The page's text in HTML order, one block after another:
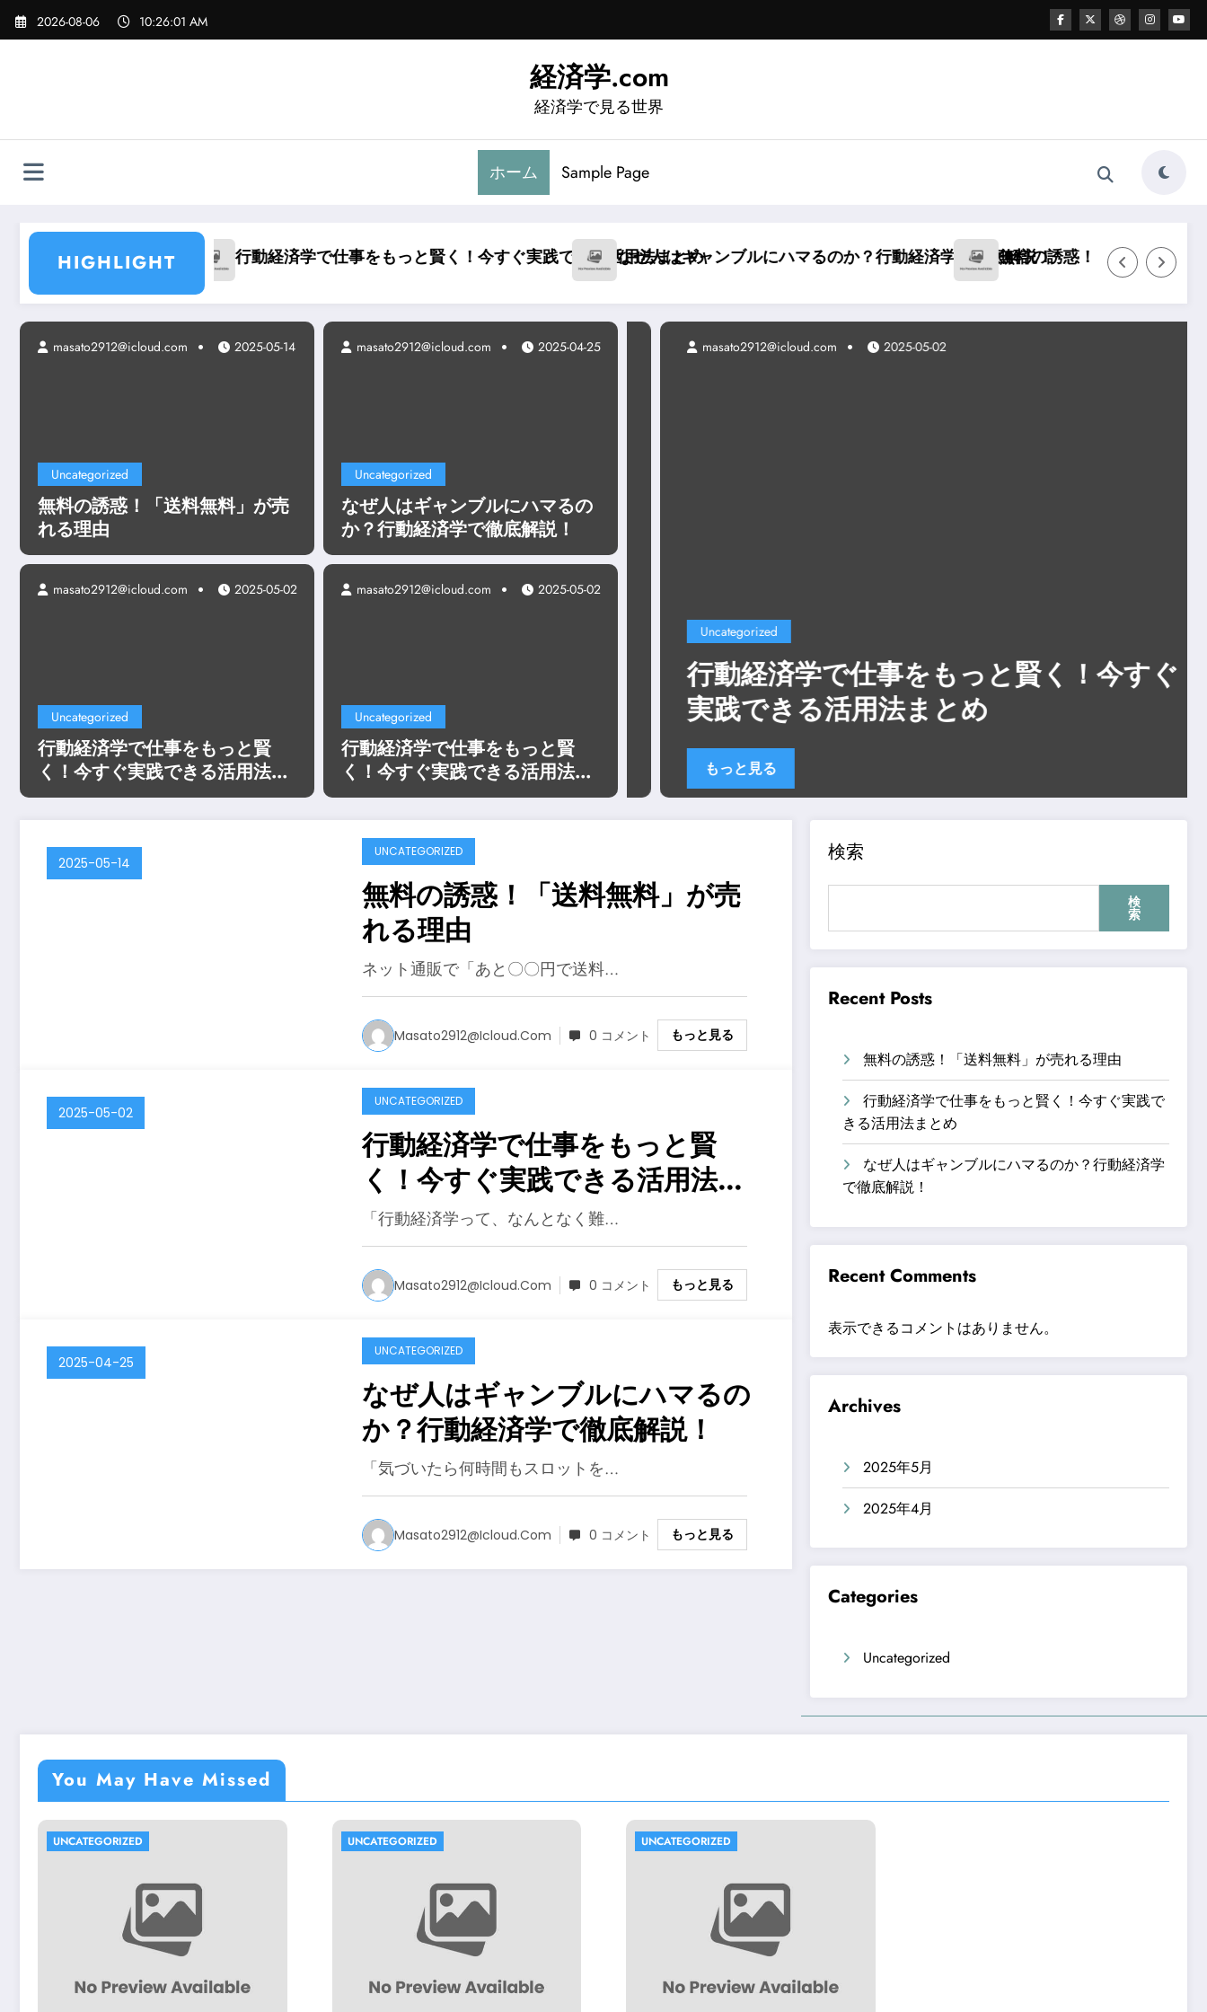
ス
2026-08-06 10:26:02 AM
経済学.com
経済学で見る世界
ホーム Sample Page
HIGHLIGHT
」が売れる理由 行動経済学で仕事をもっと賢く！今すぐ実践できる活用法まとめなぜ人はギャンブルにハマるのか？行動経済学で徹底解説！無料の誘惑！「送料無料」が売
Uncategorized
無料の誘惑！「送料無料」が売
れる理由
masato2912@icloud.com 2025-05-14
Uncategorized
行動経済学で仕事をもっと賢
く！今すぐ実践できる活用法ま
とめ
masato2912@icloud.com 2025-05-02
Uncategorized
なぜ人はギャンブルにハマるの
か？行動経済学で徹底解説！
masato2912@icloud.com 2025-04-25
Uncategorized
行動経済学で仕事をもっと賢
く！今すぐ実践できる活用法ま
とめ
masato2912@icloud.com 2025-05-02
無料の誘惑！「送料無料」が売れる理由
もっと見る
masato2912@icloud.com 2025-05-14
Uncategorized
行動経済学で仕事をもっと賢く！今すぐ
実践できる活用法まとめ
もっと見る
masato2912@icloud.com 2025-05-02
2025-05-14
UNCATEGORIZED
無料の誘惑！「送料無料」が売
れる理由
ネット通販で「あと〇〇円で送料…
Masato2912@icloud.com 0 コメント もっと見る
2025-05-02
UNCATEGORIZED
行動経済学で仕事をもっと賢
く！今すぐ実践できる活用法ま
とめ
「行動経済学って、なんとなく難…
Masato2912@icloud.com 0 コメント もっと見る
2025-04-25
UNCATEGORIZED
なぜ人はギャンブルにハマるの
か？行動経済学で徹底解説！
「気づいたら何時間もスロットを…
Masato2912@icloud.com 0 コメント もっと見る
検索
検
索
Recent Posts
無料の誘惑！「送料無料」が売れる理由
行動経済学で仕事をもっと賢く！今すぐ実践で
きる活用法まとめ
なぜ人はギャンブルにハマるのか？行動経済学
で徹底解説！
Recent Comments
表示できるコメントはありません。
Archives
2025年5月
2025年4月
Categories
Uncategorized
You May Have Missed
UNCATEGORIZED UNCATEGORIZED UNCATEGORIZED